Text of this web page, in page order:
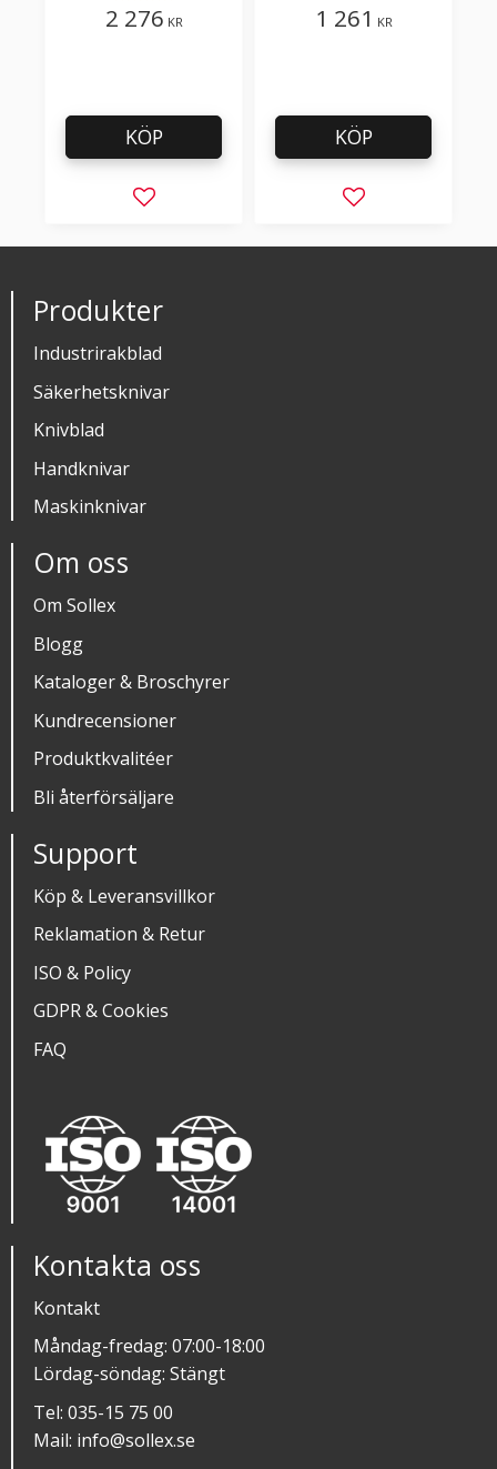
2 276 KR
Lägg till i favoriter
KÖP
1 261 KR
Lägg till i
KÖP
Produkter
Industrirakblad
Säkerhetsknivar
Knivblad
Handknivar
Maskinknivar
Om oss
Om Sollex
Blogg
Kataloger & Broschyrer
Kundrecensioner
Produktkvalitéer
Bli återförsäljare
Support
Köp & Leveransvillkor
Reklamation & Retur
ISO & Policy
GDPR & Cookies
FAQ
Kontakta oss
Kontakt
Måndag-fredag: 07:00-18:00
Lördag-söndag: Stängt
Tel: 035-15 75 00
Mail: info@sollex.se